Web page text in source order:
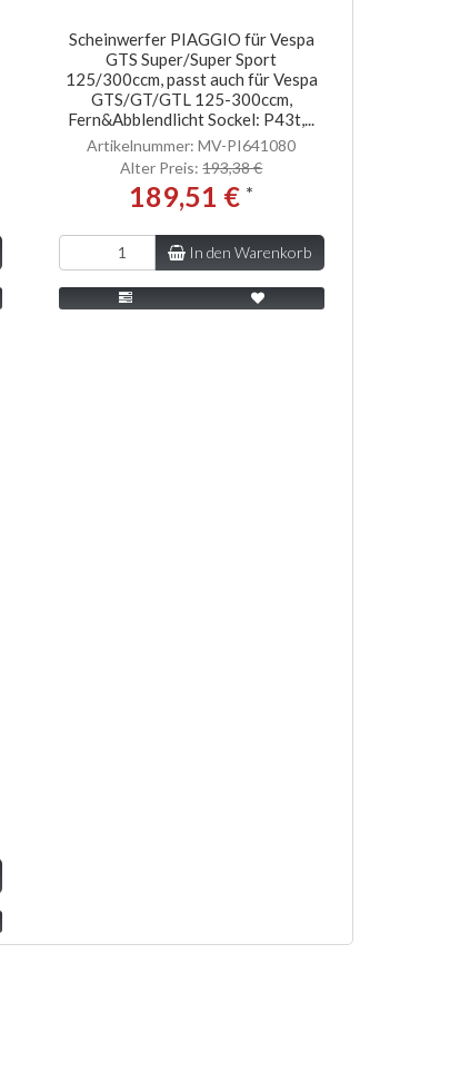
Scheinwerfer PIAGGIO für Vespa
GTS Super/Super Sport
125/300ccm, passt auch für Vespa
GTS/GT/GTL 125-300ccm,
Fern&Abblendlicht Sockel: P43t,...
Artikelnummer: MV-PI641080
Alter Preis:193,38 €
189,51 € *
In den Warenkorb